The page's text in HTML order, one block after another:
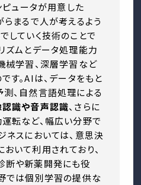
ピュータが用意した
らまるで人が考えるよう
していく技術のことで
ズムとデータ処理能力
械学習、深層学習など
す。AIは、データをもと
、自然言語処理による
認識や音声認識、さらに
転など、幅広い分野で
ネスにおいては、意思決
いて利用されており、
断や新薬開発にも役
では個別学習の提供な